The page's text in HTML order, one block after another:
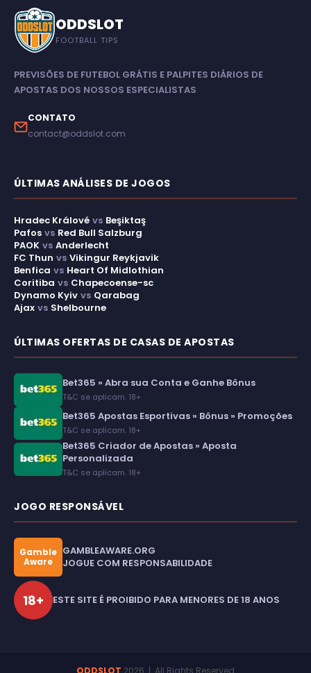
ODDSLOT
FOOTBALL TIPS
PREVISÕES DE FUTEBOL GRÁTIS E PALPITES DIÁRIOS DE
APOSTAS DOS NOSSOS ESPECIALISTAS
CONTATO
contact@oddslot.com
ÚLTIMAS ANÁLISES DE JOGOS
Hradec Králové vs Beşiktaş
Pafos vs Red Bull Salzburg
PAOK vs Anderlecht
FC Thun vs Vikingur Reykjavik
Benfica vs Heart Of Midlothian
Coritiba vs Chapecoense-sc
Dynamo Kyiv vs Qarabag
Ajax vs Shelbourne
ÚLTIMAS OFERTAS DE CASAS DE APOSTAS
Bet365 » Abra sua Conta e Ganhe Bônus
T&C se aplicam. 18+
Bet365 Apostas Esportivas » Bônus » Promoções
T&C se aplicam. 18+
Bet365 Criador de Apostas » Aposta
Personalizada
T&C se aplicam. 18+
JOGO RESPONSÁVEL
Gamble
Aware
GAMBLEAWARE.ORG
JOGUE COM RESPONSABILIDADE
18+ ESTE SITE É PROIBIDO PARA MENORES DE 18 ANOS